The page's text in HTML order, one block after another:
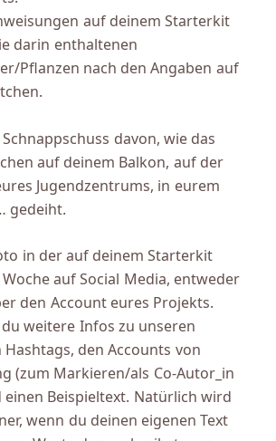
auf deinem Starterkit
darin enthaltenen
Pflanzen nach den Angaben auf
davon, wie das
auf deinem Balkon, auf der
Jugendzentrums, in eurem
gedeiht.
in der auf deinem Starterkit
auf Social Media, entweder
den Account eures Projekts.
weitere Infos zu unseren
den Accounts von
(zum Markieren/als Co-Autor_in
einen Beispieltext. Natürlich wird
wenn du deinen eigenen Text